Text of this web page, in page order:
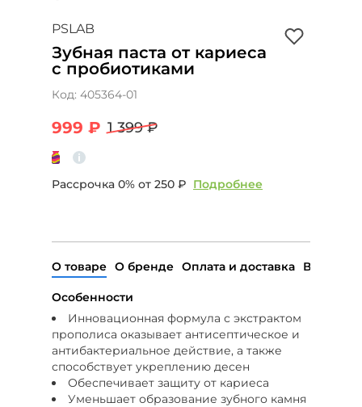
PSLAB
Зубная паста от кариеса
с пробиотиками
Код: 405364-01
999 ₽ 1 399 ₽
Рассрочка 0% от 250 ₽ Подробнее
О товаре О бренде Оплата и доставка Возврат
Особенности
Инновационная формула с экстрактом
прополиса оказывает антисептическое и
антибактериальное действие, а также
способствует укреплению десен
Обеспечивает защиту от кариеса
Уменьшает образование зубного камня